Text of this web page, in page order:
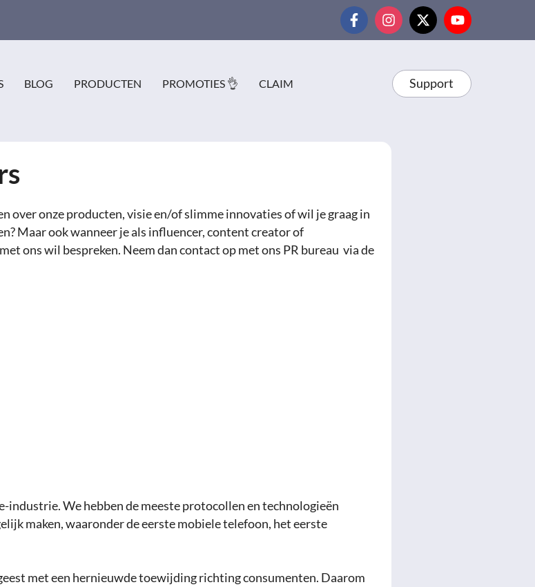
BLOG PRODUCTEN PROMOTIES 👌 CLAIM Support
over onze producten, visie en/of slimme innovaties of wil je graag in
Maar ook wanneer je als influencer, content creator of
ons wil bespreken. Neem dan contact op met ons PR bureau via de
We hebben de meeste protocollen en technologieën
maken, waaronder de eerste mobiele telefoon, het eerste
met een hernieuwde toewijding richting consumenten. Daarom